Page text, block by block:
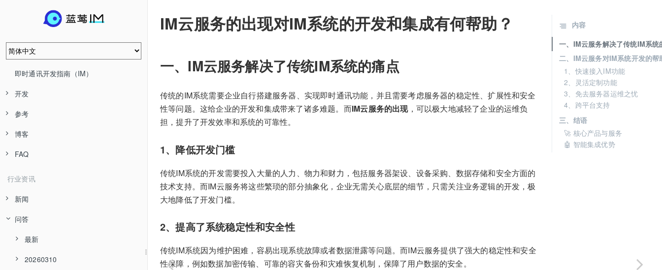
即时通讯开发指南（IM）
开发
参考
博客
FAQ
行业资讯
新闻
问答
最新
20260310
IM云服务的出现对IM系统的开发和集成有何帮助？
一、IM云服务解决了传统IM系统的痛点
传统的IM系统需要企业自行搭建服务器、实现即时通讯功能，并且需要考虑服务器的稳定性、扩展性和安全
性等问题。这给企业的开发和集成带来了诸多难题。而IM云服务的出现，可以极大地减轻了企业的运维负
担，提升了开发效率和系统的可靠性。
1、降低开发门槛
传统IM系统的开发需要投入大量的人力、物力和财力，包括服务器架设、设备采购、数据存储和安全方面的
技术支持。而IM云服务将这些繁琐的部分抽象化，企业无需关心底层的细节，只需关注业务逻辑的开发，极
大地降低了开发门槛。
2、提高了系统稳定性和安全性
传统IM系统因为维护困难，容易出现系统故障或者数据泄露等问题。而IM云服务提供了强大的稳定性和安全
性保障，例如数据加密传输、可靠的容灾备份和灾难恢复机制，保障了用户数据的安全。
内容
一、IM云服务解决了传统IM系统
二、IM云服务对IM系统开发的帮
1、快速接入IM功能
2、灵活定制功能
3、免去服务器运维之忧
4、跨平台支持
三、结语
🚀 核心产品与服务
🤖 智能集成优势